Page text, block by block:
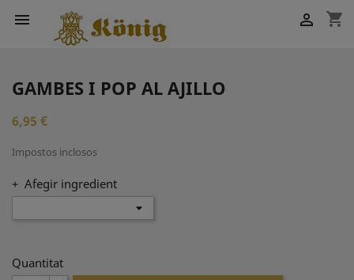
 shopping_cart

GAMBES I POP AL AJILLO
6,95 €
Impostos inclosos
+ Afegir ingredient
Quantitat